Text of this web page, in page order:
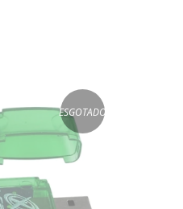
ESGOTADO